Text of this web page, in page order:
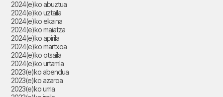
2024(e)ko abuztua
2024(e)ko uztaila
2024(e)ko ekaina
2024(e)ko maiatza
2024(e)ko apirila
2024(e)ko martxoa
2024(e)ko otsaila
2024(e)ko urtarrila
2023(e)ko abendua
2023(e)ko azaroa
2023(e)ko urria